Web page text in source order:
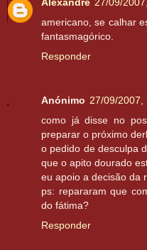
americano, se calhar
fantasmagórico.
Responder
Anónimo 27/09/2007,
como já disse no
preparar o próximo
o pedido de desculpa
que o apito dourado
eu apoio a decisão da
ps: repararam que
do fátima?
Responder